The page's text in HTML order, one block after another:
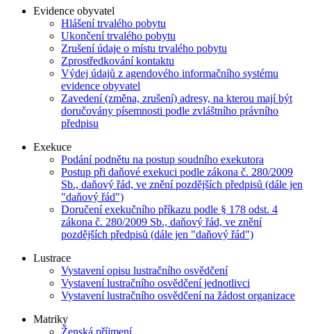
Evidence obyvatel
Hlášení trvalého pobytu
Ukončení trvalého pobytu
Zrušení údaje o místu trvalého pobytu
Zprostředkování kontaktu
Výdej údajů z agendového informačního systému
evidence obyvatel
Zavedení (změna, zrušení) adresy, na kterou mají být
doručovány písemnosti podle zvláštního právního
předpisu
Exekuce
Podání podnětu na postup soudního exekutora
Postup při daňové exekuci podle zákona č. 280/2009
Sb., daňový řád, ve znění pozdějších předpisů (dále jen
"daňový řád")
Doručení exekučního příkazu podle § 178 odst. 4
zákona č. 280/2009 Sb., daňový řád, ve znění
pozdějších předpisů (dále jen "daňový řád")
Lustrace
Vystavení opisu lustračního osvědčení
Vystavení lustračního osvědčení jednotlivci
Vystavení lustračního osvědčení na žádost organizace
Matriky